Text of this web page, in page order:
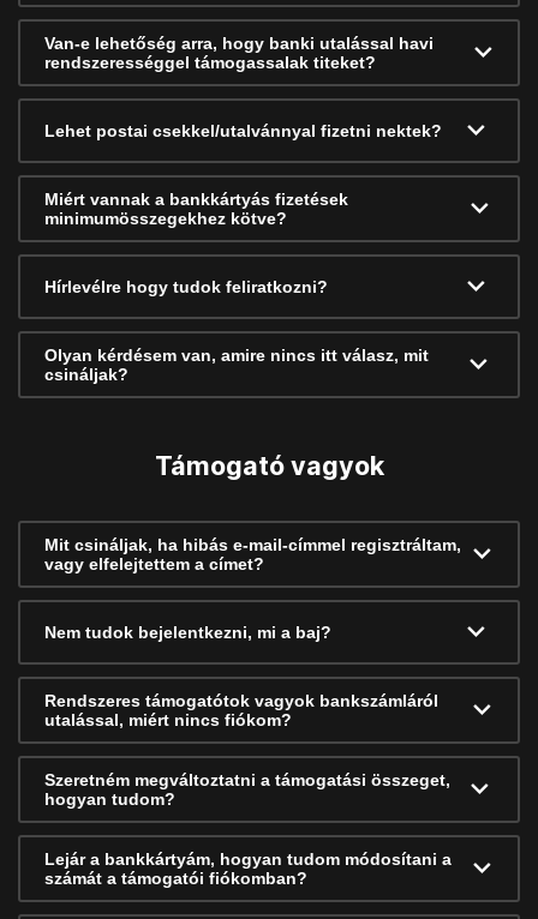
Van-e lehetőség arra, hogy banki utalással havi
rendszerességgel támogassalak titeket?
Lehet postai csekkel/utalvánnyal fizetni nektek?
Miért vannak a bankkártyás fizetések
minimumösszegekhez kötve?
Hírlevélre hogy tudok feliratkozni?
Olyan kérdésem van, amire nincs itt válasz, mit
csináljak?
Támogató vagyok
Mit csináljak, ha hibás e-mail-címmel regisztráltam,
vagy elfelejtettem a címet?
Nem tudok bejelentkezni, mi a baj?
Rendszeres támogatótok vagyok bankszámláról
utalással, miért nincs fiókom?
Szeretném megváltoztatni a támogatási összeget,
hogyan tudom?
Lejár a bankkártyám, hogyan tudom módosítani a
számát a támogatói fiókomban?